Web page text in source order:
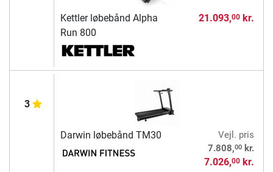
Kettler løbebånd Alpha
Run 800
21.093,00kr.
3
Darwin løbebånd TM30
Vejl. pris
7.808,00kr.
7.026,00kr.